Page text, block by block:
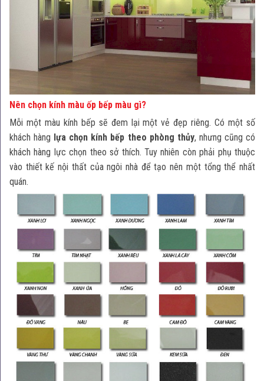
Nên chọn kính màu ốp bếp màu gì?
Mỗi một màu kính bếp sẽ đem lại một vẻ đẹp riêng. Có một số
khách hàng lựa chọn kính bếp theo phòng thủy, nhưng cũng có
khách hàng lực chọn theo sở thích. Tuy nhiên còn phải phụ thuộc
vào thiết kế nội thất của ngôi nhà để tạo nên một tổng thể nhất
quán.